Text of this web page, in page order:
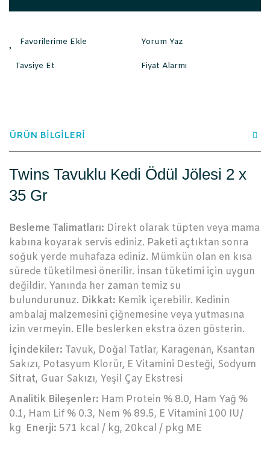
Yorum Yaz
Tavsiye Et Fiyat Alarmı
ÜRÜN BİLGİLERİ
Twins Tavuklu Kedi Ödül Jölesi 2 x
35 Gr
Besleme Talimatları: Direkt olarak tüpten veya mama
kabına koyarak servis ediniz. Paketi açtıktan sonra
soğuk yerde muhafaza ediniz. Mümkün olan en kısa
sürede tüketilmesi önerilir. İnsan tüketimi için uygun
değildir. Yanında her zaman temiz su
bulundurunuz. Dikkat: Kemik içerebilir. Kedinin
ambalaj malzemesini çiğnemesine veya yutmasına
izin vermeyin. Elle beslerken ekstra özen gösterin.
İçindekiler: Tavuk, Doğal Tatlar, Karagenan, Ksantan
Sakızı, Potasyum Klorür, E Vitamini Desteği, Sodyum
Sitrat, Guar Sakızı, Yeşil Çay Ekstresi
Analitik Bileşenler: Ham Protein % 8.0, Ham Yağ %
0.1, Ham Lif % 0.3, Nem % 89.5, E Vitamini 100 IU/
kg Enerji: 571 kcal / kg, 20kcal / pkg ME